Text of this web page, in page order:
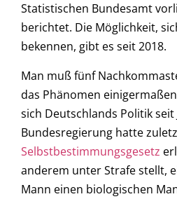
Statistischen Bundesamt
berichtet. Die Möglichkeit,
bekennen, gibt es seit 2018.
Man muß fünf
das Phänomen
sich Deutschlands Politik
Bundesregierung hatte
Selbstbestimmungsgesetz
anderem unter Strafe stellt,
Mann einen biologischen